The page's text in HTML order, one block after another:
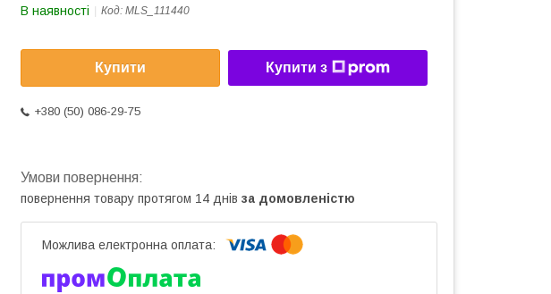
В наявності Код: MLS_111440
Купити Купити з
+380 (50) 086-29-75
повернення товару протягом 14 днів за домовленістю